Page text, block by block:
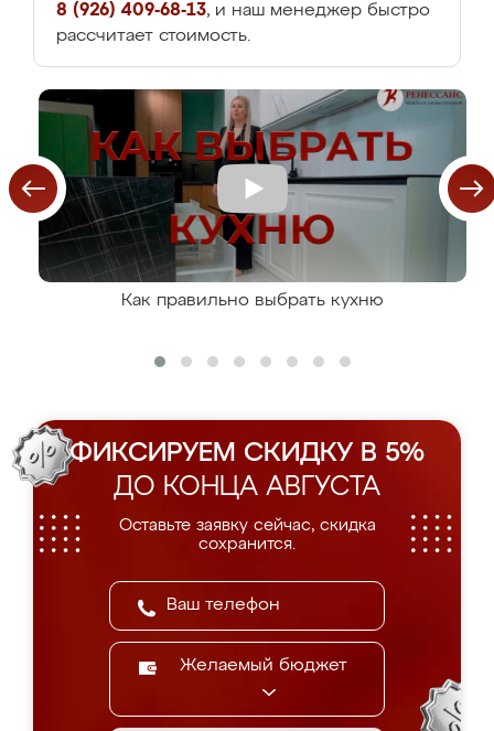
8 (926) 409-68-13, и наш менеджер быстро
рассчитает стоимость.
Как правильно выбрать кухню
ФИКСИРУЕМ СКИДКУ В 5%
ДО КОНЦА АВГУСТА
Оставьте заявку сейчас, скидка
сохранится.
Желаемый бюджет